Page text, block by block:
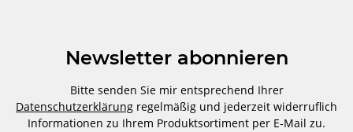
Newsletter abonnieren
Bitte senden Sie mir entsprechend Ihrer
Datenschutzerklärung regelmäßig und jederzeit widerruflich
Informationen zu Ihrem Produktsortiment per E-Mail zu.